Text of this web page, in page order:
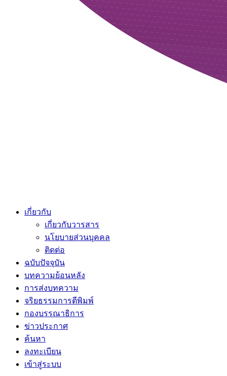
เกี่ยวกับ
เกี่ยวกับวารสาร
นโยบายส่วนบุคคล
ติดต่อ
ฉบับปัจจุบัน
บทความย้อนหลัง
การส่งบทความ
จริยธรรมการตีพิมพ์
กองบรรณาธิการ
ข่าวประกาศ
ค้นหา
ลงทะเบียน
เข้าสู่ระบบ